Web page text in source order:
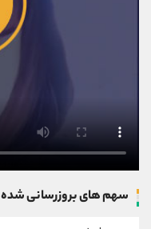
سهم های بروزرسانی شده